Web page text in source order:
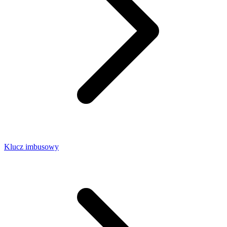
Klucz imbusowy